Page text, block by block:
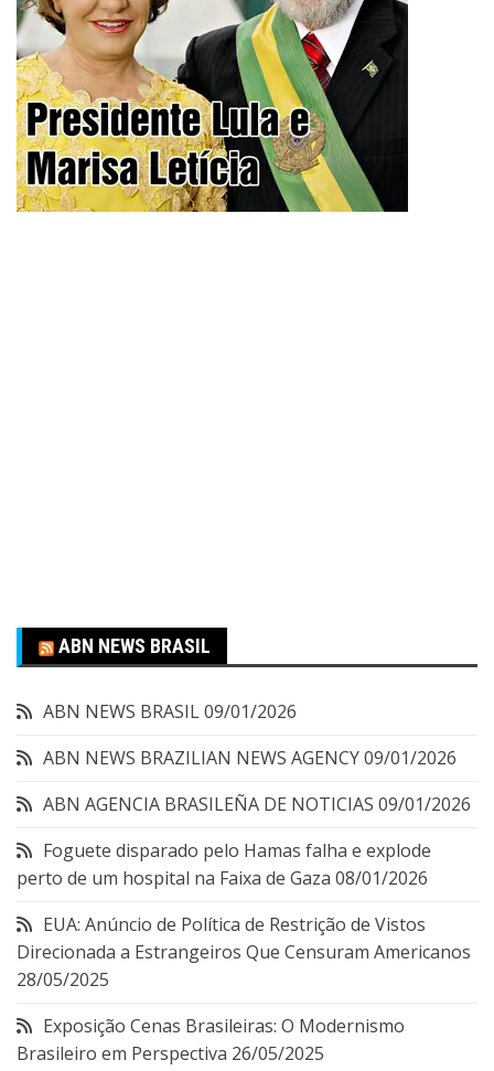
ABN NEWS BRASIL
ABN NEWS BRASIL09/01/2026
ABN NEWS BRAZILIAN NEWS AGENCY09/01/2026
ABN AGENCIA BRASILEÑA DE NOTICIAS 09/01/2026
Foguete disparado pelo Hamas falha e explode
perto de um hospital na Faixa de Gaza 08/01/2026
EUA: Anúncio de Política de Restrição de Vistos
Direcionada a Estrangeiros Que Censuram Americanos
28/05/2025
Exposição Cenas Brasileiras: O Modernismo
Brasileiro em Perspectiva 26/05/2025